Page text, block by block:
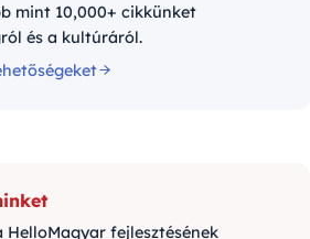
mint 10,000+ cikkünket
és a kultúráról.
HelloMagyar fejlesztésének